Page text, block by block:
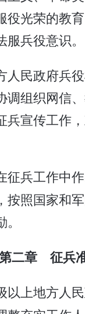
役光荣的教
兵役意识。
人民政府兵
调组织网信
兵宣传工作
征兵工作中
按照国家和
二章 征兵
以上地方人